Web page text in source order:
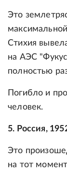
Это
Стихия
на АЭС
полностью
Погибло и
человек.
5. Россия,
Это
на тот